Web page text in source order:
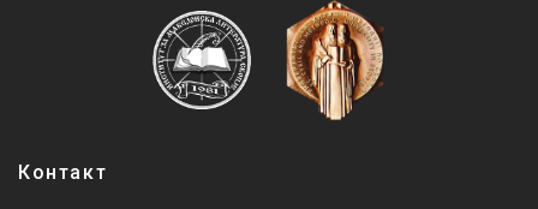
Контакт